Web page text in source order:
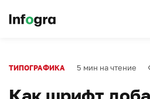
ТИПОГРАФИКА 5 мин на чтение